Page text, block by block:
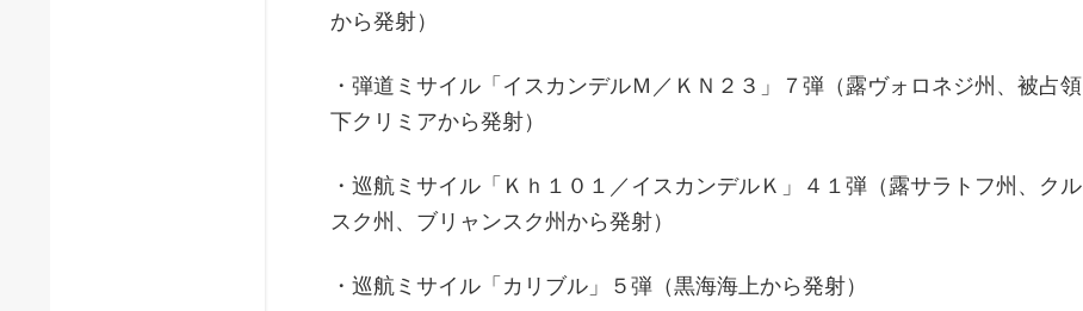
から発射）
・弾道ミサイル「イスカンデルＭ／ＫＮ２３」７弾（露ヴォロネジ州、被占領
下クリミアから発射）
・巡航ミサイル「Ｋｈ１０１／イスカンデルＫ」４１弾（露サラトフ州、クル
スク州、ブリャンスク州から発射）
・巡航ミサイル「カリブル」５弾（黒海海上から発射）